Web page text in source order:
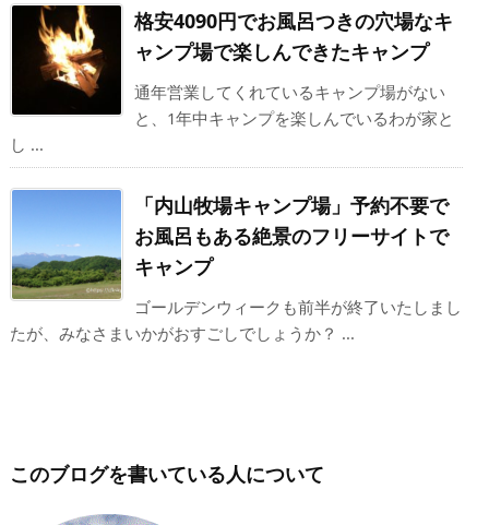
格安4090円でお風呂つきの穴場なキ
ャンプ場で楽しんできたキャンプ
通年営業してくれているキャンプ場がない
と、1年中キャンプを楽しんでいるわが家と
し ...
「内山牧場キャンプ場」予約不要で
お風呂もある絶景のフリーサイトで
キャンプ
ゴールデンウィークも前半が終了いたしまし
たが、みなさまいかがおすごしでしょうか？ ...
このブログを書いている人について